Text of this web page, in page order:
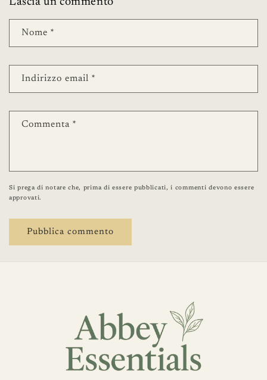
Nome *
Indirizzo email *
Commenta *
Si prega di notare che, prima di essere pubblicati, i commenti devono essere
approvati.